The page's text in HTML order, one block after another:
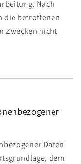
Nach
die betroffenen
Zwecken nicht
Daten
dem